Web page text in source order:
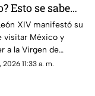
Esto se sabe
posible visita
XIV
XIV manifestó su
visitar México y
a la Virgen de
aunque su agenda
11:33 a. m.